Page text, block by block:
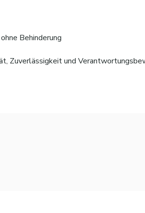
Behinderung
Zuverlässigkeit und